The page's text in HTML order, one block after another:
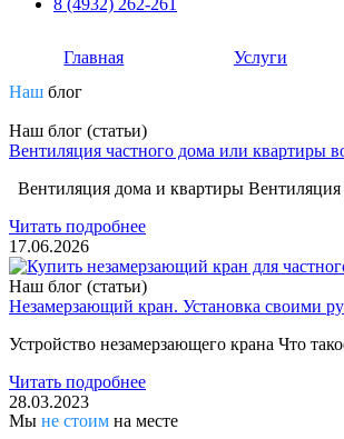
8 (4932) 262-261
Главная Услуги
Наш блог
Наш блог (статьи)
Вентиляция частного дома или квартиры
Вентиляция дома и квартиры
Читать подробнее
17.06.2026
Наш блог (статьи)
Незамерзающий кран. Установка своими
Устройство незамерзающего крана Что
Читать подробнее
28.03.2023
Мы не стоим на месте